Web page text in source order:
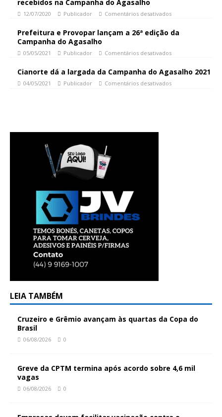
recebidos na Campanha do Agasalho
12/07/2020 Publicador Comentários desativados
Prefeitura e Provopar lançam a 26ª edição da
Campanha do Agasalho
05/05/2021 Publicador Comentários desativados
Cianorte dá a largada da Campanha do Agasalho 2021
04/05/2021 Publicador Comentários desativados
LEIA TAMBÉM
Cruzeiro e Grêmio avançam às quartas da Copa do
Brasil
06/08/2026 0
Greve da CPTM termina após acordo sobre 4,6 mil
vagas
06/08/2026 0